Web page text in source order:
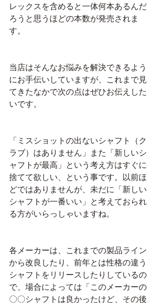
レックスを含めると一体何本あるんだ
ろうと思うほどの本数が発売されま
す。
当店はそんなお悩みを解決できるよう
にお手伝いしていますが、これまで見
てきたなかで次の点はぜひお伝えした
いです。
「ミスショットの出ないシャフト（ク
ラブ）はありません」また「新しいシ
ャフトが最高」という考え方はすぐに
捨てて欲しい、という事です。以前ほ
どではありませんが、未だに「新しい
シャフトが一番いい」と考えておられ
る方がいらっしゃいますね。
各メーカーは、これまでの製品ライン
から改良したり、前年とは性格の違う
シャフトをリリースしたりしているの
で、場合によっては「このメーカーの
〇〇シャフトは良かったけど、その後